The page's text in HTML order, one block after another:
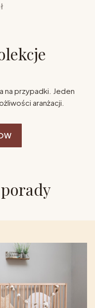
na przypadki. Jeden
aranżacji.